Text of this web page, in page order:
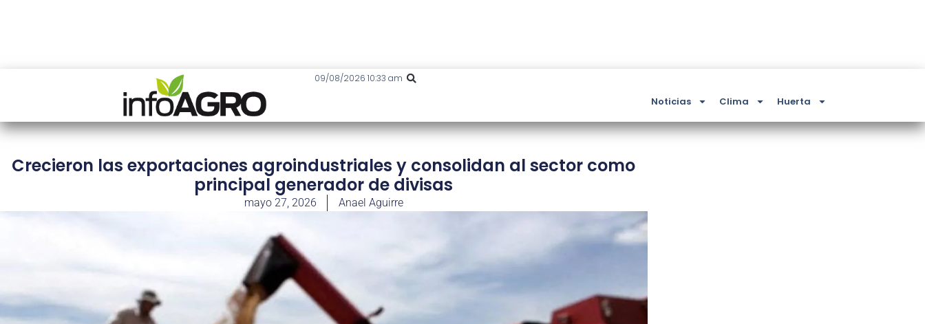
09/08/2026 10:33 am
Noticias Clima Huerta
Crecieron las exportaciones agroindustriales y consolidan al sector como
principal generador de divisas
mayo 27, 2026 Anael Aguirre